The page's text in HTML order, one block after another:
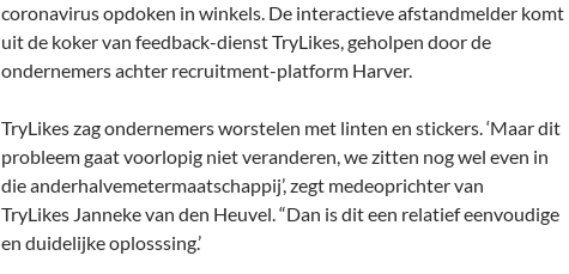
coronavirus opdoken in winkels. De interactieve afstandmelder komt
uit de koker van feedback-dienst TryLikes, geholpen door de
ondernemers achter recruitment-platform Harver.
TryLikes zag ondernemers worstelen met linten en stickers. ‘Maar dit
probleem gaat voorlopig niet veranderen, we zitten nog wel even in
die anderhalvemetermaatschappij’, zegt medeoprichter van
TryLikes Janneke van den Heuvel. “Dan is dit een relatief eenvoudige
en duidelijke oplosssing.’